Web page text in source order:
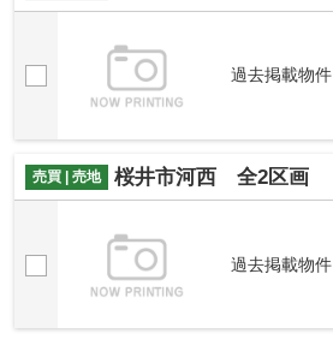
過去掲載物件
売買 | 売地 桜井市河西 全2区画
過去掲載物件